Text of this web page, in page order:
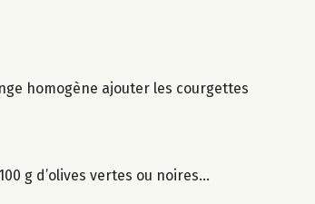
homogène ajouter les courgettes
g d’olives vertes ou noires…